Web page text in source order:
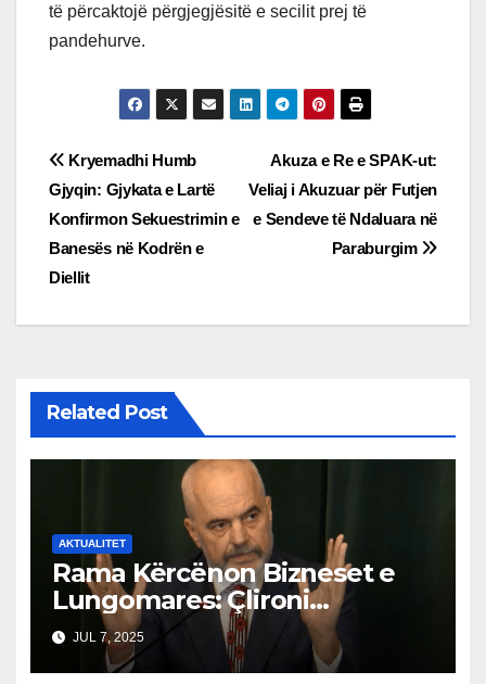
të përcaktojë përgjegjësitë e secilit prej të
pandehurve.
Post
navigation
Akuza e Re e SPAK-ut:
Veliaj i Akuzuar për Futjen
e Sendeve të Ndaluara në
Paraburgim
Kryemadhi Humb
Gjyqin: Gjykata e Lartë
Konfirmon Sekuestrimin e
Banesës në Kodrën e
Diellit
Related Post
AKTUALITET
Rama Kërcënon Bizneset e
Lungomares: Çlironi
Trotuaret ose do të
Ndërhyjmë!”Trotuaret janë
JUL 7, 2025